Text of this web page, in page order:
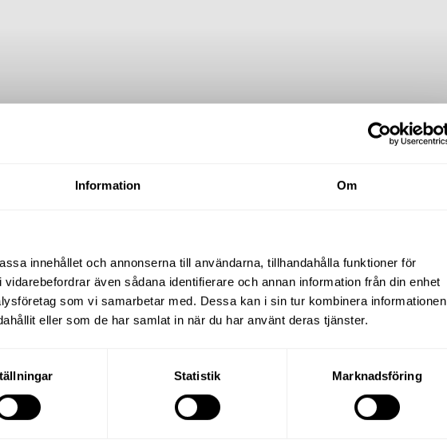
Information Om
innehållet och annonserna till användarna, tillhandahålla funktioner för
även sådana identifierare och annan information från din enhet
som vi samarbetar med. Dessa kan i sin tur kombinera informationen
eller som de har samlat in när du har använt deras tjänster.
Statistik Marknadsföring
85, Öster